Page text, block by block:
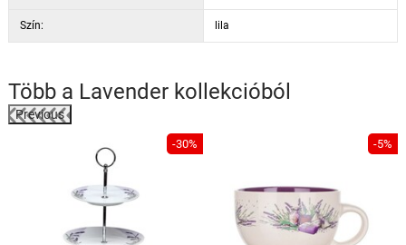
Szín: lila
Több a Lavenderkollekcióból
Previous
-30% -5%